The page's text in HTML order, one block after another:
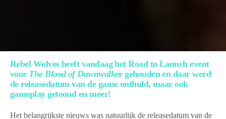
Rebel Wolves heeft vandaag het Road to Launch event
voor The Blood of Dawnwalker gehouden en daar werd
de releasedatum van de game onthuld, maar ook
gameplay getoond en meer!
Het belangrijkste nieuws was natuurlijk de releasedatum van de